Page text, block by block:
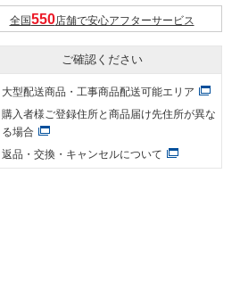
全国 店舗で安心アフターサービス
ご確認ください
大型配送商品・工事商品配送可能エリア
購入者様ご登録住所と商品届け先住所が異な
る場合
返品・交換・キャンセルについて